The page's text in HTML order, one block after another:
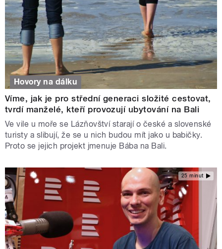
Hovory na dálku
Víme, jak je pro střední generaci složité cestovat,
tvrdí manželé, kteří provozují ubytování na Bali
Ve vile u moře se Lázňovštví starají o české a slovenské
turisty a slibují, že se u nich budou mít jako u babičky.
Proto se jejich projekt jmenuje Bába na Bali.
25 minut